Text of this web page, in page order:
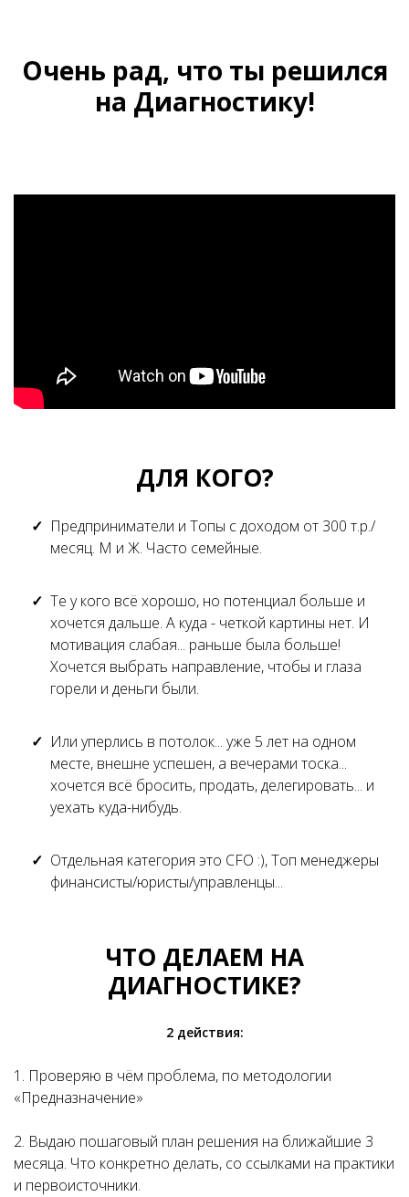
Очень рад, что ты решился
на Диагностику!
ДЛЯ КОГО?
Предприниматели и Топы с доходом от 300 т.р./
месяц. М и Ж. Часто семейные.
Те у кого всё хорошо, но потенциал больше и
хочется дальше. А куда - четкой картины нет. И
мотивация слабая... раньше была больше!
Хочется выбрать направление, чтобы и глаза
горели и деньги были.
Или уперлись в потолок... уже 5 лет на одном
месте, внешне успешен, а вечерами тоска...
хочется всё бросить, продать, делегировать... и
уехать куда-нибудь.
Отдельная категория это CFO :), Топ менеджеры
финансисты/юристы/управленцы...
ЧТО ДЕЛАЕМ НА
ДИАГНОСТИКЕ?
2 действия:
1. Проверяю в чём проблема, по методологии
«Предназначение»
2. Выдаю пошаговый план решения на ближайшие 3
месяца. Что конкретно делать, со ссылками на практики
и первоисточники.